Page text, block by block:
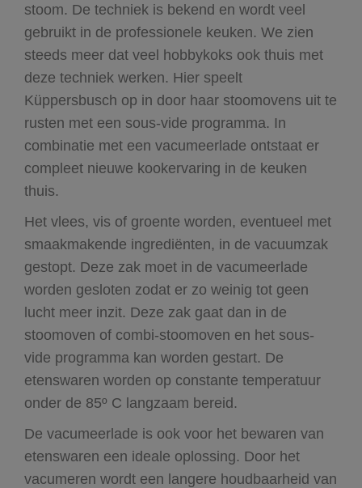
stoom. De techniek is bekend en wordt veel
gebruikt in de professionele keuken. We zien
steeds meer dat veel hobbykoks ook thuis met
deze techniek werken. Hier speelt
Küppersbusch op in door haar stoomovens uit te
rusten met een sous-vide programma. In
combinatie met een vacumeerlade ontstaat er
compleet nieuwe kookervaring in de keuken
thuis.
Het vlees, vis of groente worden, eventueel met
smaakmakende ingrediënten, in de vacuumzak
gestopt. Deze zak moet in de vacumeerlade
worden gesloten zodat er zo weinig tot geen
lucht meer inzit. Deze zak gaat dan in de
stoomoven of combi-stoomoven en het sous-
vide programma kan worden gestart. De
etenswaren worden op constante temperatuur
onder de 85º C langzaam bereid.
De vacumeerlade is ook voor het bewaren van
etenswaren een ideale oplossing. Door het
vacumeren wordt een langere houdbaarheid van